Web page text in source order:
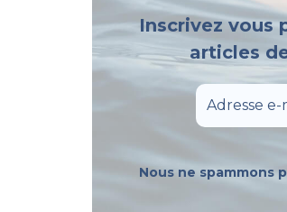
Inscrivez vous
articles
Nous ne spammons